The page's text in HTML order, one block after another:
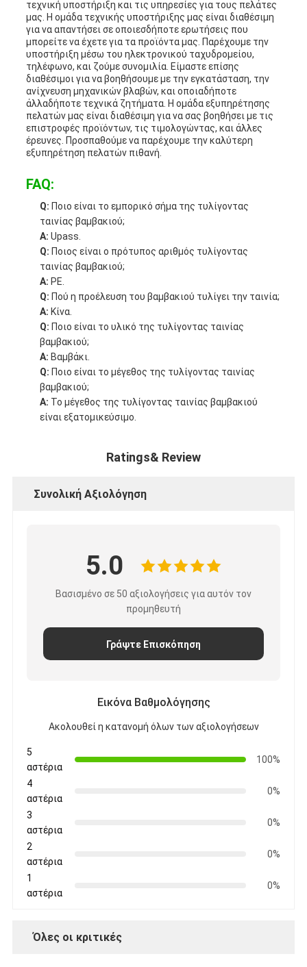
τεχνική υποστήριξη και τις υπηρεσίες για τους πελάτες
μας. Η ομάδα τεχνικής υποστήριξης μας είναι διαθέσιμη
για να απαντήσει σε οποιεσδήποτε ερωτήσεις που
μπορείτε να έχετε για τα προϊόντα μας. Παρέχουμε την
υποστήριξη μέσω του ηλεκτρονικού ταχυδρομείου,
τηλέφωνο, και ζούμε συνομιλία. Είμαστε επίσης
διαθέσιμοι για να βοηθήσουμε με την εγκατάσταση, την
ανίχνευση μηχανικών βλαβών, και οποιαδήποτε
άλλαδήποτε τεχνικά ζητήματα. Η ομάδα εξυπηρέτησης
πελατών μας είναι διαθέσιμη για να σας βοηθήσει με τις
επιστροφές προϊόντων, τις τιμολογώντας, και άλλες
έρευνες. Προσπαθούμε να παρέχουμε την καλύτερη
εξυπηρέτηση πελατών πιθανή.
FAQ:
Q: Ποιο είναι το εμπορικό σήμα της τυλίγοντας
ταινίας βαμβακιού;
Α: Upass.
Q: Ποιος είναι ο πρότυπος αριθμός τυλίγοντας
ταινίας βαμβακιού;
Α: PE.
Q: Πού η προέλευση του βαμβακιού τυλίγει την ταινία;
Α: Κίνα.
Q: Ποιο είναι το υλικό της τυλίγοντας ταινίας
βαμβακιού;
Α: Βαμβάκι.
Q: Ποιο είναι το μέγεθος της τυλίγοντας ταινίας
βαμβακιού;
Α: Το μέγεθος της τυλίγοντας ταινίας βαμβακιού
είναι εξατομικεύσιμο.
Ratings& Review
Συνολική Αξιολόγηση
5.0
Βασισμένο σε 50 αξιολογήσεις για αυτόν τον
προμηθευτή
Γράψτε Επισκόπηση
Εικόνα Βαθμολόγησης
Ακολουθεί η κατανομή όλων των αξιολογήσεων
5
αστέρια
100%
4
αστέρια
0%
3
αστέρια
0%
2
αστέρια
0%
1
αστέρια
0%
Όλες οι κριτικές